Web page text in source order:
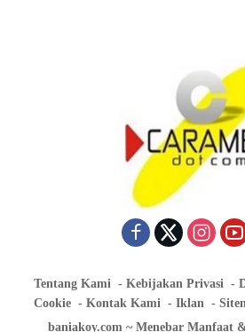
Tentang Kami Kebijakan Privasi
Cookie
Kontak Kami Iklan
baniakoy.com ~ Menebar Manfaat